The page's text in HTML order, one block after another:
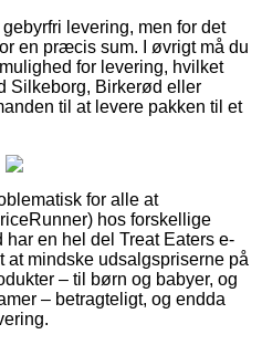
levering, men for det
en præcis sum. I øvrigt må du
for levering, hvilket
Silkeborg, Birkerød eller
til at levere pakken til et
for alle at
hos forskellige
en hel del Treat Eaters e-
at mindske udsalgspriserne på
– til børn og babyer, og
– betragteligt, og endda